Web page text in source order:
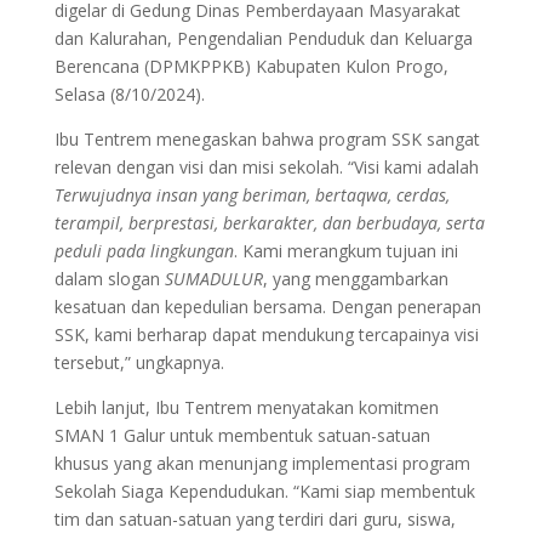
digelar di Gedung Dinas Pemberdayaan Masyarakat
dan Kalurahan, Pengendalian Penduduk dan Keluarga
Berencana (DPMKPPKB) Kabupaten Kulon Progo,
Selasa (8/10/2024).
Ibu Tentrem menegaskan bahwa program SSK sangat
relevan dengan visi dan misi sekolah. “Visi kami adalah
Terwujudnya insan yang beriman, bertaqwa, cerdas,
terampil, berprestasi, berkarakter, dan berbudaya, serta
peduli pada lingkungan. Kami merangkum tujuan ini
dalam slogan SUMADULUR, yang menggambarkan
kesatuan dan kepedulian bersama. Dengan penerapan
SSK, kami berharap dapat mendukung tercapainya visi
tersebut,” ungkapnya.
Lebih lanjut, Ibu Tentrem menyatakan komitmen
SMAN 1 Galur untuk membentuk satuan-satuan
khusus yang akan menunjang implementasi program
Sekolah Siaga Kependudukan. “Kami siap membentuk
tim dan satuan-satuan yang terdiri dari guru, siswa,